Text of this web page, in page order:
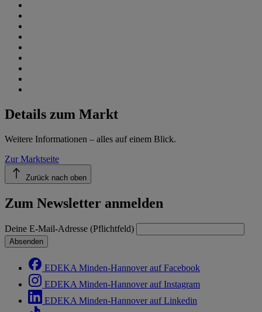
Details zum Markt
Weitere Informationen – alles auf einem Blick.
Zur Marktseite
Zurück nach oben
Zum Newsletter anmelden
Deine E-Mail-Adresse (Pflichtfeld)
Absenden
EDEKA Minden-Hannover auf Facebook
EDEKA Minden-Hannover auf Instagram
EDEKA Minden-Hannover auf Linkedin